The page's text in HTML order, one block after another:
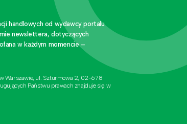
handlowych od wydawcy portalu
newslettera, dotyczących
w każdym momencie –
Warszawie, ul. Szturmowa 2, 02-678
Państwu prawach znajduje się w